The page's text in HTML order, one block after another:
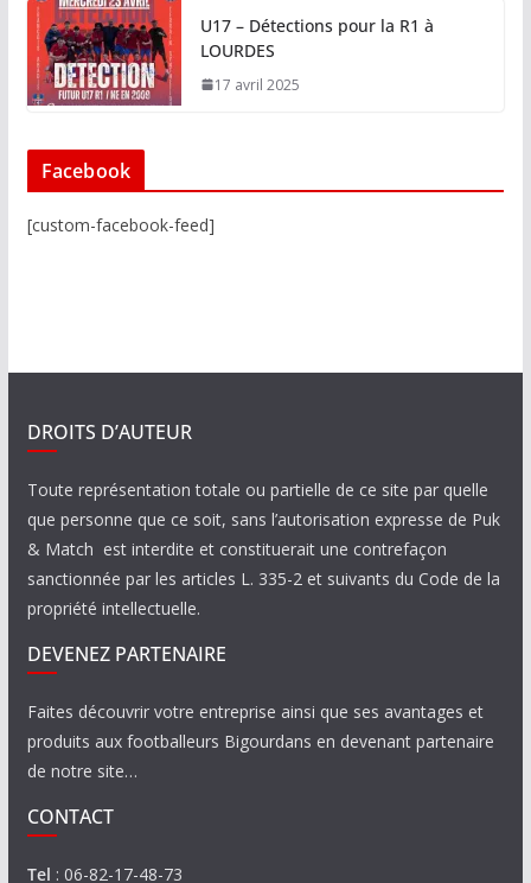
U17 – Détections pour la R1 à
LOURDES
17 avril 2025
Facebook
[custom-facebook-feed]
DROITS D’AUTEUR
Toute représentation totale ou partielle de ce site par quelle
que personne que ce soit, sans l’autorisation expresse de Puk
& Match est interdite et constituerait une contrefaçon
sanctionnée par les articles L. 335-2 et suivants du Code de la
propriété intellectuelle.
DEVENEZ PARTENAIRE
Faites découvrir votre entreprise ainsi que ses avantages et
produits aux footballeurs Bigourdans en devenant partenaire
de notre site…
CONTACT
Tel : 06-82-17-48-73